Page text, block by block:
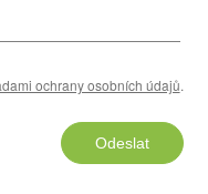
ochrany osobních údajů.
Odeslat